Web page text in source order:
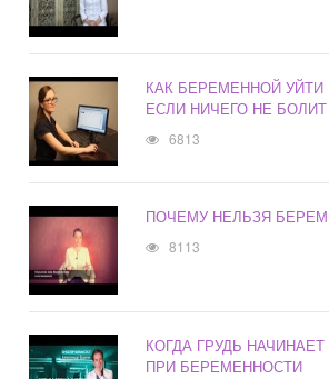
КАК БЕРЕМЕННОЙ
ЕСЛИ НИЧЕГО НЕ БОЛИТ
6813
ПОЧЕМУ НЕЛЬЗЯ
8113
КОГДА ГРУДЬ
ПРИ БЕРЕМЕННОСТИ